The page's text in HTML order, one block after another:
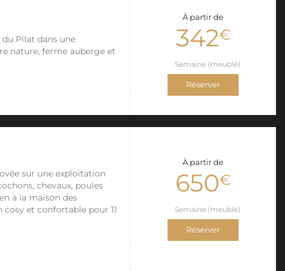
Pilat dans une
nature, ferme auberge et
À partir de
342€
Semaine (meublé)
Réserver
sur une exploitation
chevaux, poules
à la maison des
et confortable pour 11
À partir de
650€
Semaine (meublé)
Réserver